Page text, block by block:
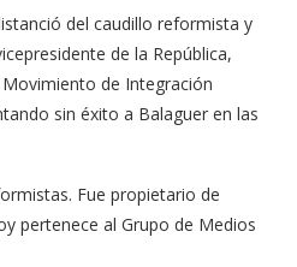
del caudillo reformista y
de la República,
de Integración
sin éxito a Balaguer en las
Fue propietario de
pertenece al Grupo de Medios